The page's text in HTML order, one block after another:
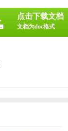
点击下载文档
文档为doc格式